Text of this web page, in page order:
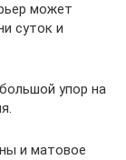
может
суток и
упор на
и матовое